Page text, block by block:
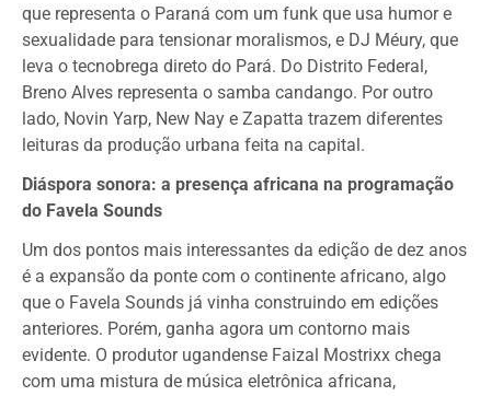
que representa o Paraná com um funk que usa humor e
sexualidade para tensionar moralismos, e DJ Méury, que
leva o tecnobrega direto do Pará. Do Distrito Federal,
Breno Alves representa o samba candango. Por outro
lado, Novin Yarp, New Nay e Zapatta trazem diferentes
leituras da produção urbana feita na capital.
Diáspora sonora: a presença africana na programação
do Favela Sounds
Um dos pontos mais interessantes da edição de dez anos
é a expansão da ponte com o continente africano, algo
que o Favela Sounds já vinha construindo em edições
anteriores. Porém, ganha agora um contorno mais
evidente. O produtor ugandense Faizal Mostrixx chega
com uma mistura de música eletrônica africana,